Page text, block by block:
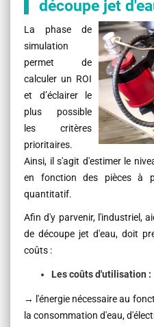
découpe jet
La phase de
simulation
permet de
calculer un ROI
et d’éclairer le
plus possible
les critères
prioritaires.
Ainsi, il s'agit d'estimer le
en fonction des pièces à
quantitatif.
Afin d'y parvenir, l'industriel,
de découpe jet d'eau, doit
coûts :
Les coûts d'utilisation :
→ l'énergie nécessaire au
la consommation d'eau,